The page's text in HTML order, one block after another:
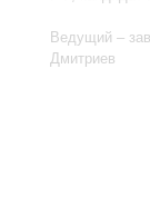
Ведущий –
Дмитриев